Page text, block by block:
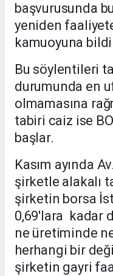
başvurusunda
yeniden
kamuoyuna
Bu söylentileri
durumunda en
olmamasına
tabiri caiz ise
başlar.
Kasım ayında
şirketle alakalı
şirketin borsa
0,69'lara kadar
ne üretiminde
herhangi bir
şirketin gayri